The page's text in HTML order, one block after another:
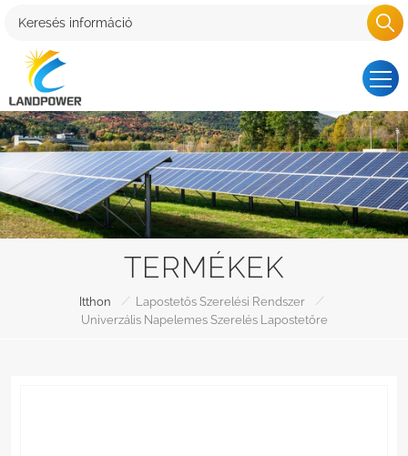
TERMÉKEK
Itthon / Lapostetős Szerelési Rendszer
/
Univerzális Napelemes Szerelés Lapostetőre